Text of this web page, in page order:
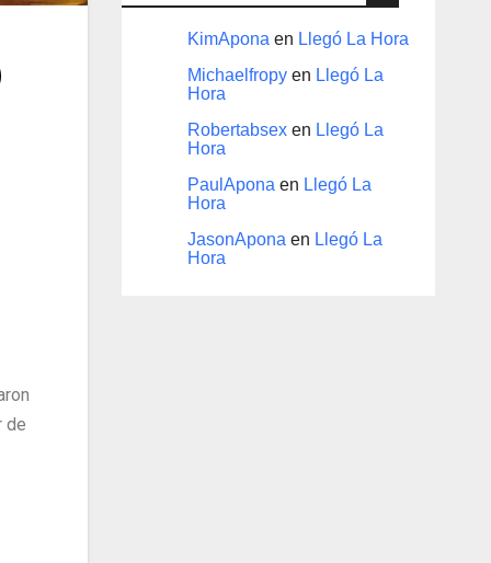
de
KimAponaen Llegó La Hora
Michaelfropyen Llegó La
Hora
Robertabsexen Llegó La
Hora
PaulAponaen Llegó La
Hora
JasonAponaen Llegó La
Hora